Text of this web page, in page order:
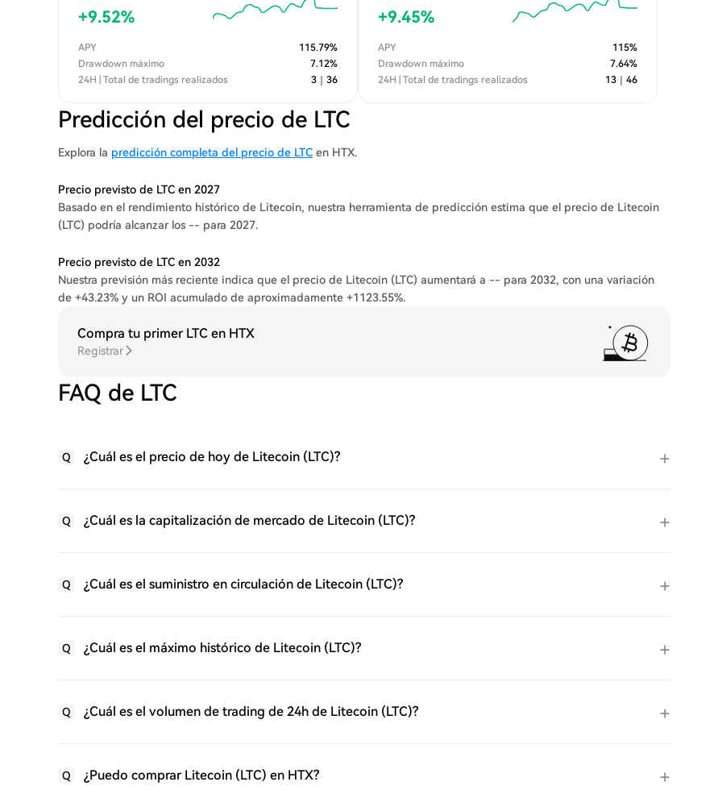
+9.52%
APY 115.79%
Drawdown máximo
7.12%
24H | Total de tradings realizados
3 36
+9.45%
APY 115%
Drawdown máximo
7.64%
24H | Total de tradings realizados
13 46
Predicción del precio de LTC
Explora la predicción completa del precio de LTC en HTX.
Precio previsto de LTC en 2027
Basado en el rendimiento histórico de Litecoin, nuestra herramienta de predicción estima que el precio de Litecoin
(LTC) podría alcanzar los -- para 2027.
Precio previsto de LTC en 2032
Nuestra previsión más reciente indica que el precio de Litecoin (LTC) aumentará a -- para 2032, con una variación
de +43.23% y un ROI acumulado de aproximadamente +1123.55%.
Compra tu primer LTC en HTX
Registrar
FAQ de LTC
Q ¿Cuál es el precio de hoy de Litecoin (LTC)?
Q ¿Cuál es la capitalización de mercado de Litecoin (LTC)?
Q ¿Cuál es el suministro en circulación de Litecoin (LTC)?
Q ¿Cuál es el máximo histórico de Litecoin (LTC)?
Q ¿Cuál es el volumen de trading de 24h de Litecoin (LTC)?
Q ¿Puedo comprar Litecoin (LTC) en HTX?